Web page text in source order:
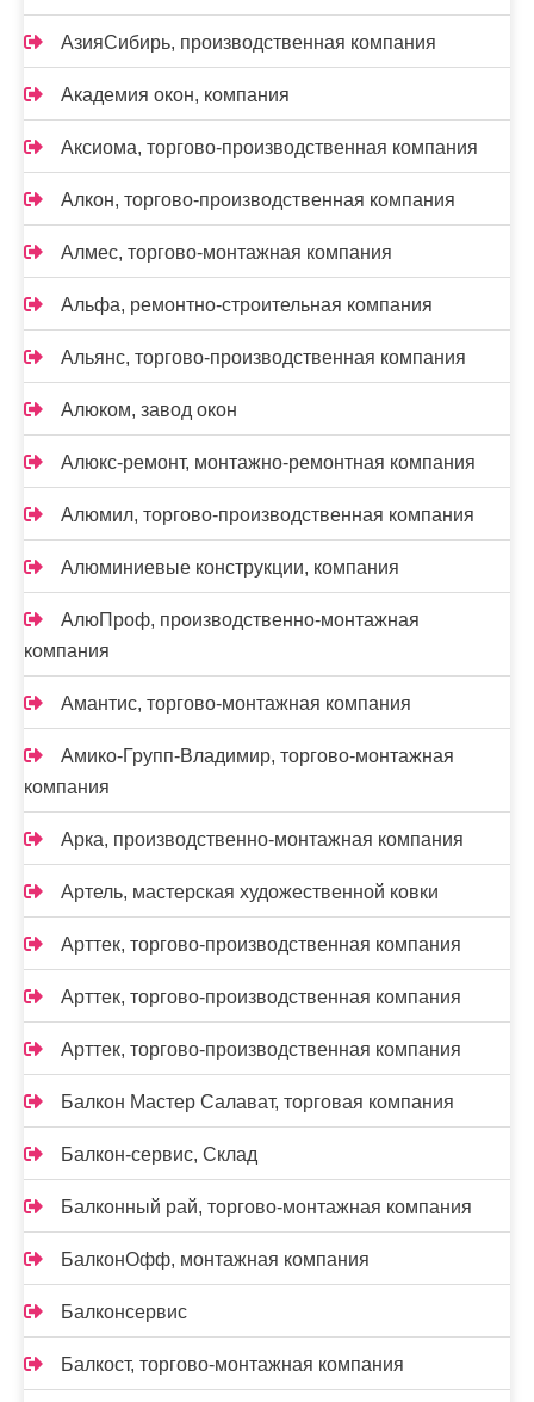
АзияСибирь, производственная компания
Академия окон, компания
Аксиома, торгово-производственная компания
Алкон, торгово-производственная компания
Алмес, торгово-монтажная компания
Альфа, ремонтно-строительная компания
Альянс, торгово-производственная компания
Алюком, завод окон
Алюкс-ремонт, монтажно-ремонтная компания
Алюмил, торгово-производственная компания
Алюминиевые конструкции, компания
АлюПроф, производственно-монтажная
компания
Амантис, торгово-монтажная компания
Амико-Групп-Владимир, торгово-монтажная
компания
Арка, производственно-монтажная компания
Артель, мастерская художественной ковки
Арттек, торгово-производственная компания
Арттек, торгово-производственная компания
Арттек, торгово-производственная компания
Балкон Мастер Салават, торговая компания
Балкон-сервис, Склад
Балконный рай, торгово-монтажная компания
БалконОфф, монтажная компания
Балконсервис
Балкост, торгово-монтажная компания